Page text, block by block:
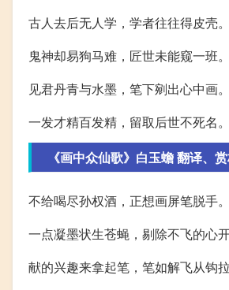
古人去后无人学，学者往往得皮壳。
鬼神却易狗马难，匠世未能窥一班。
见君丹青与水墨，笔下剜出心中画。
一发才精百发精，留取后世不死名。
《画中众仙歌》白玉蟾 翻译、
不给喝尽孙权酒，正想画屏笔脱手。
一点凝墨状生苍蝇，剔除不飞的心开
献的兴趣来拿起笔，笔如解飞从钩拉